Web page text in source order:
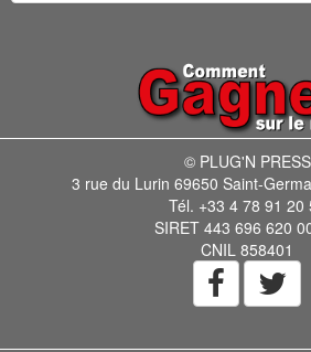
© PLUG'N PRESS
3 rue du Lurin 69650 Saint-
Tél. +33 4 78 91 20
SIRET 443 696 620
CNIL 858401